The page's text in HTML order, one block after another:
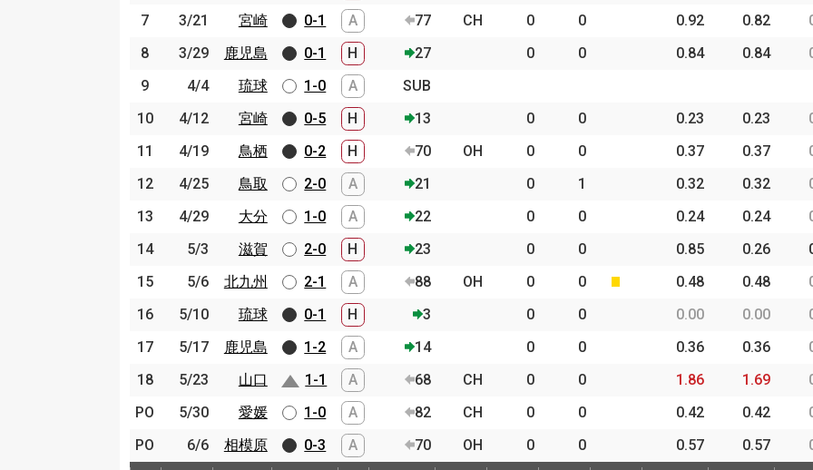
7
3/21 宮崎 0-1 A 77 CH 0 0 0.92 0.82
8
3/29 鹿児島 0-1 H 27 0 0 0.84 0.84
9
4/4 琉球 1-0 A
SUB
10
4/12 宮崎 0-5 H 13 0 0 0.23 0.23
11
4/19 鳥栖 0-2 H 70 OH 0 0 0.37 0.37
12
4/25 鳥取 2-0 A 21 0 1 0.32 0.32
13
4/29 大分 1-0 A 22 0 0 0.24 0.24
14
5/3 滋賀 2-0 H 23 0 0 0.85 0.26
15
5/6 北九州 2-1 A 88 OH 0 0 0.48 0.48
16
5/10 琉球 0-1 H 3 0 0 0.00 0.00
17
5/17 鹿児島 1-2 A 14 0 0 0.36 0.36
18
5/23 山口 1-1 A 68 CH 0 0 1.86 1.69
PO
5/30 愛媛 1-0 A 82 CH 0 0 0.42 0.42
PO
6/6 相模原 0-3 A 70 OH 0 0 0.57 0.57
7
3/21
宮崎
8
3/29
鹿児島
9
4/4
琉球
10
4/12
宮崎
11
4/19
鳥栖
12
4/25
鳥取
13
4/29
大分
14
5/3
滋賀
15
5/6
北九州
16
5/10
琉球
17
5/17
鹿児島
18
5/23
山口
PO
5/30
愛媛
PO
6/6 相模原